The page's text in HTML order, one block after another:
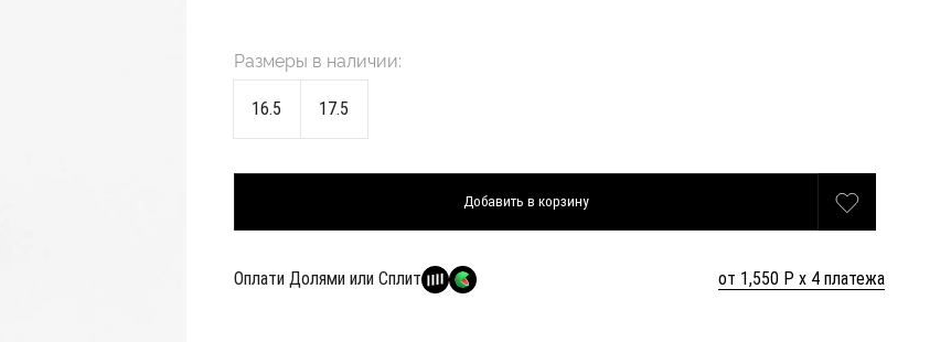
Размеры в наличии:
16.5 17.5
Добавить в корзину
Оплати Долями или Сплит от 1,550 Р х 4 платежа